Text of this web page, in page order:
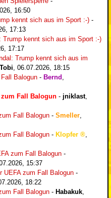
16:50
kennt sich aus im Sport :-) -
17:13
Trump kennt sich aus im Sport :-)
17:17
Trump kennt sich aus im
06.07.2026, 18:15
Balogun - Bernd
zum Fall Balogun - jniklast,
Fall Balogun - Smeller
Fall Balogun - Klopfer
zum Fall Balogun -
15:37
UEFA zum Fall Balogun -
18:22
Fall Balogun - Habakuk